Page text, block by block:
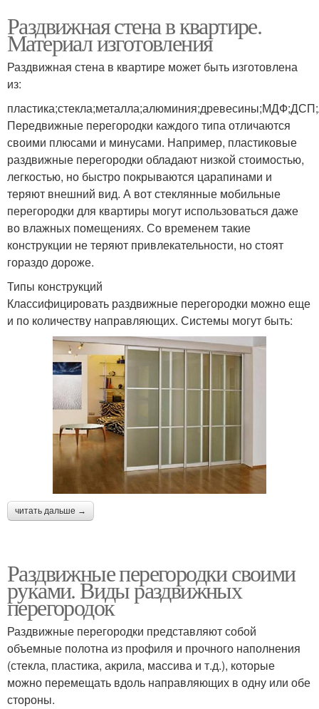
Раздвижная стена в квартире.
Материал изготовления
Раздвижная стена в квартире может быть изготовлена
из:
Передвижные перегородки каждого типа отличаются
своими плюсами и минусами. Например, пластиковые
раздвижные перегородки обладают низкой стоимостью,
легкостью, но быстро покрываются царапинами и
теряют внешний вид. А вот стеклянные мобильные
перегородки для квартиры могут использоваться даже
во влажных помещениях. Со временем такие
конструкции не теряют привлекательности, но стоят
гораздо дороже.
Типы конструкций
Классифицировать раздвижные перегородки можно еще
и по количеству направляющих. Системы могут быть:
читать дальше →
Раздвижные перегородки своими
руками. Виды раздвижных
перегородок
Раздвижные перегородки представляют собой
объемные полотна из профиля и прочного наполнения
(стекла, пластика, акрила, массива и т.д.), которые
можно перемещать вдоль направляющих в одну или обе
стороны.